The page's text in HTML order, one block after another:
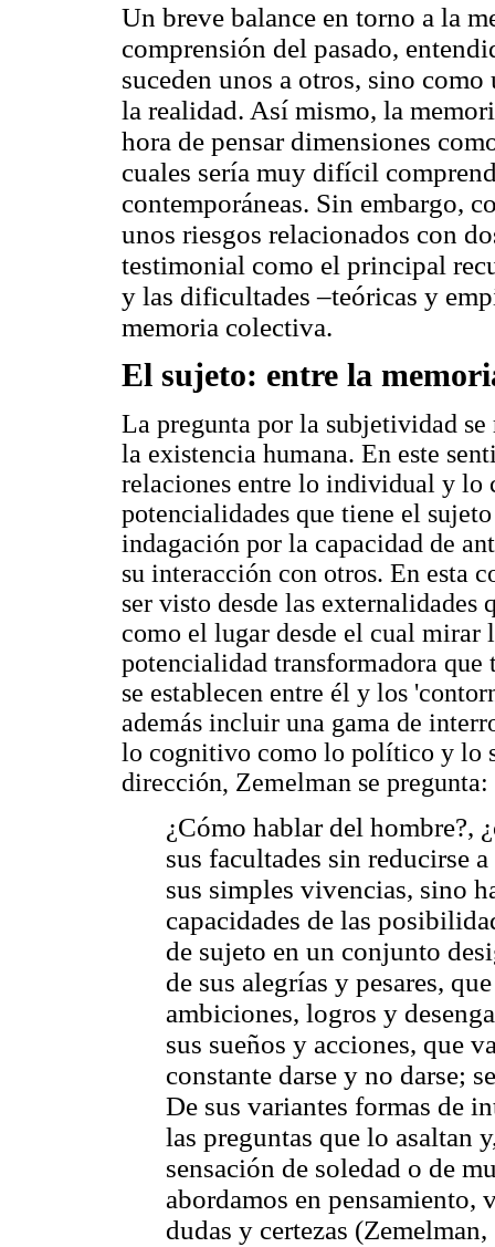
Un breve balance en torno a la
comprensión del pasado,
suceden unos a otros, sino
la realidad. Así mismo, la
hora de pensar dimensiones
cuales sería muy difícil
contemporáneas. Sin embargo,
unos riesgos relacionados con
testimonial como el principal
y las dificultades –teóricas y
memoria colectiva.
El sujeto: entre la
La pregunta por la subjetividad
la existencia humana. En este
relaciones entre lo individual y lo
potencialidades que tiene el
indagación por la capacidad de
su interacción con otros. En esta
ser visto desde las externalidades
como el lugar desde el cual
potencialidad transformadora que
se establecen entre él y los
además incluir una gama de
lo cognitivo como lo político y lo
dirección, Zemelman se pregunta:
¿Cómo hablar del hombre?,
sus facultades sin reducirse
sus simples vivencias, sino
capacidades de las
de sujeto en un conjunto
de sus alegrías y pesares,
ambiciones, logros y
sus sueños y acciones, que
constante darse y no darse;
De sus variantes formas de
las preguntas que lo asaltan
sensación de soledad o de
abordamos en pensamiento,
dudas y certezas